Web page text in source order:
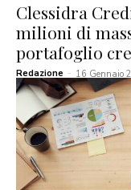
Clessidra
milioni di
portafoglio
Redazione - 16 Gennaio